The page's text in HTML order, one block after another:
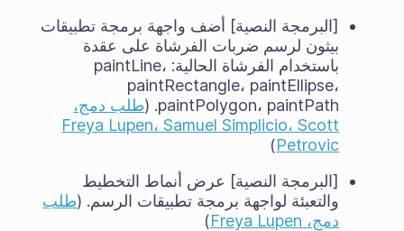
[البرمجة النصية] أضف واجهة برمجة تطبيقات
بيثون لرسم ضربات الفرشاة على عقدة
باستخدام الفرشاة الحالية: paintLine،
paintRectangle، paintEllipse،
paintPolygon، paintPath. (
طلب دمج،
Freya Lupen، Samuel Simplicio، Scott
Petrovic
)
[البرمجة النصية] عرض أنماط التخطيط
والتعبئة لواجهة برمجة تطبيقات الرسم. (طلب
دمج، Freya Lupen
)